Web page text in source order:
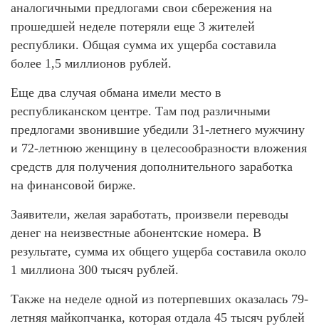
аналогичными предлогами свои сбережения на
прошедшей неделе потеряли еще 3 жителей
республики. Общая сумма их ущерба составила
более 1,5 миллионов рублей.
Еще два случая обмана имели место в
республиканском центре. Там под различными
предлогами звонившие убедили 31-летнего мужчину
и 72-летнюю женщину в целесообразности вложения
средств для получения дополнительного заработка
на финансовой бирже.
Заявители, желая заработать, произвели переводы
денег на неизвестные абонентские номера. В
результате, сумма их общего ущерба составила около
1 миллиона 300 тысяч рублей.
Также на неделе одной из потерпевших оказалась 79-
летняя майкопчанка, которая отдала 45 тысяч рублей